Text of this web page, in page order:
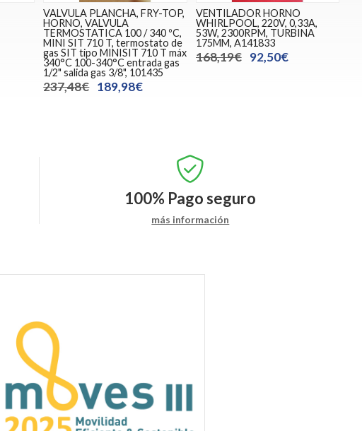
VALVULA PLANCHA, FRY-TOP,
HORNO, VALVULA
TERMOSTATICA 100 / 340 ºC,
MINI SIT 710 T, termostato de
gas SIT tipo MINISIT 710 T máx
340°C 100-340°C entrada gas
1/2" salida gas 3/8", 101435
237,48€ 189,98€
VENTILADOR HORNO
WHIRLPOOL, 220V, 0,33A,
53W, 2300RPM, TURBINA
175MM, A141833
168,19€ 92,50€
100% Pago seguro
más información